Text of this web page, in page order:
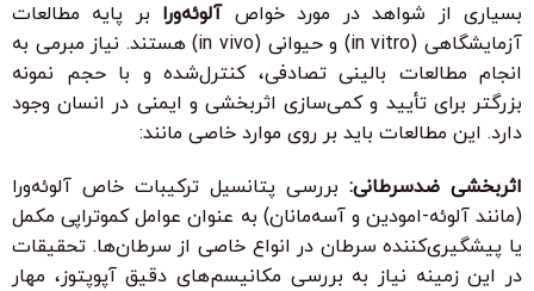
بسیاری از شواهد در مورد خواصآلوئه‌ورا بر پایه مطالعات
آزمایشگاهی (in vitro) و حیوانی (in vivo) هستند. نیاز مبرمی به
انجام مطالعات بالینی تصادفی، کنترل‌شده و با حجم نمونه
بزرگتر برای تأیید و کمی‌سازی اثربخشی و ایمنی در انسان وجود
دارد. این مطالعات باید بر روی موارد خاصی مانند:
اثربخشی ضدسرطانی: بررسی پتانسیل ترکیبات خاص آلوئه‌ورا
(مانند آلوئه-امودین و آسه‌مانان) به عنوان عوامل کموتراپی مکمل
یا پیشگیری‌کننده سرطان در انواع خاصی از سرطان‌ها. تحقیقات
در این زمینه نیاز به بررسی مکانیسم‌های دقیق آپوپتوز، مهار